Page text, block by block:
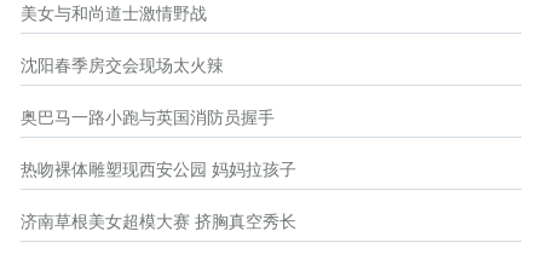
美女与和尚道士激情野战
沈阳春季房交会现场太火辣
奥巴马一路小跑与英国消防员握手
热吻裸体雕塑现西安公园 妈妈拉孩子
济南草根美女超模大赛 挤胸真空秀长